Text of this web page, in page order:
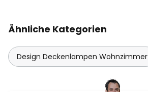
Ähnliche Kategorien
Design Deckenlampen Wohnzimmer